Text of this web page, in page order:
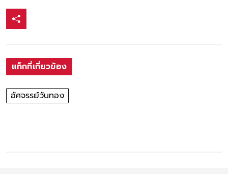
แท็กที่เกี่ยวข้อง
อัศจรรย์วันทอง